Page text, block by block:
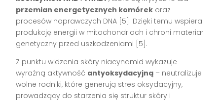
przemian energetycznych komórek oraz
procesów naprawczych DNA [5]. Dzięki temu wspiera
produkcję energii w mitochondriach i chroni materiał
genetyczny przed uszkodzeniami [5].
Z punktu widzenia skóry niacynamid wykazuje
wyraźną aktywność antyoksydacyjną – neutralizuje
wolne rodniki, które generują stres oksydacyjny,
prowadzący do starzenia się struktur skóry i